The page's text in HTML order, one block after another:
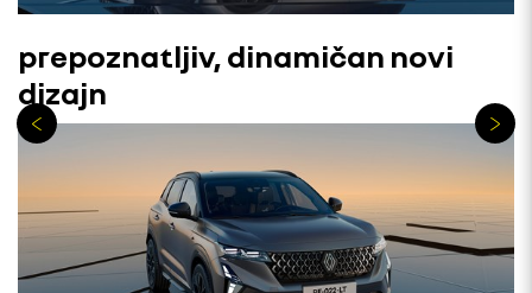
prepoznatljiv, dinamičan novi
dizajn